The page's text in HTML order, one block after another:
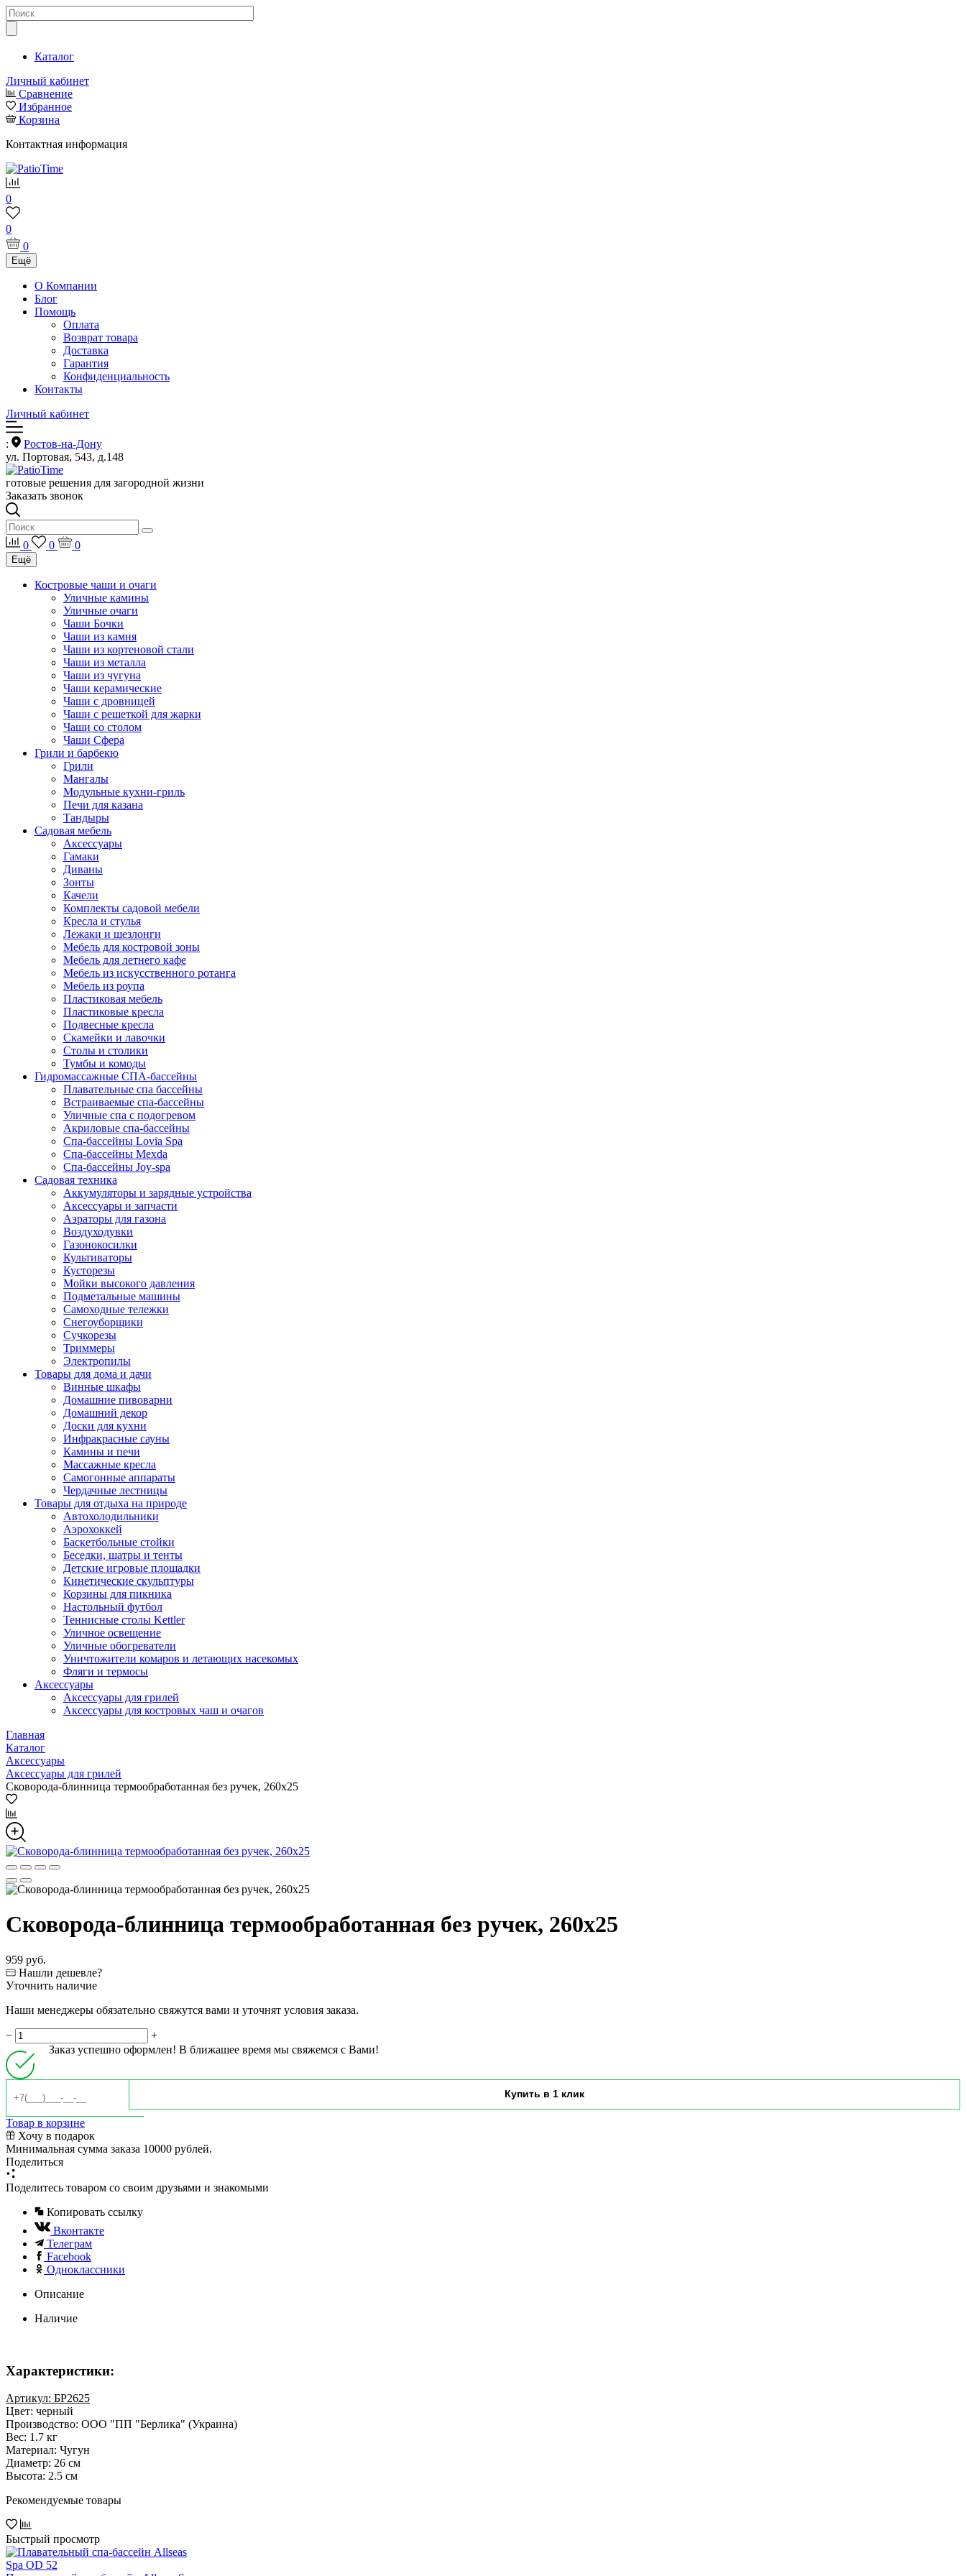
Каталог
Личный кабинет
Сравнение
Избранное
Корзина
Контактная информация
0
0
0
Ещё
О Компании
Блог
Помощь
Оплата
Возврат товара
Доставка
Гарантия
Конфиденциальность
Контакты
Личный кабинет
:
Ростов-на-Дону
ул. Портовая, 543, д.148
готовые решения для загородной жизни
Заказать звонок
0 0 0
Ещё
Костровые чаши и очаги
Уличные камины
Уличные очаги
Чаши Бочки
Чаши из камня
Чаши из кортеновой стали
Чаши из металла
Чаши из чугуна
Чаши керамические
Чаши с дровницей
Чаши с решеткой для жарки
Чаши со столом
Чаши Сфера
Грили и барбекю
Грили
Мангалы
Модульные кухни-гриль
Печи для казана
Тандыры
Садовая мебель
Аксессуары
Гамаки
Диваны
Зонты
Качели
Комплекты садовой мебели
Кресла и стулья
Лежаки и шезлонги
Мебель для костровой зоны
Мебель для летнего кафе
Мебель из искусственного ротанга
Мебель из роупа
Пластиковая мебель
Пластиковые кресла
Подвесные кресла
Скамейки и лавочки
Столы и столики
Тумбы и комоды
Гидромассажные СПА-бассейны
Плавательные спа бассейны
Встраиваемые спа-бассейны
Уличные спа с подогревом
Акриловые спа-бассейны
Спа-бассейны Lovia Spa
Спа-бассейны Mexda
Спа-бассейны Joy-spa
Садовая техника
Аккумуляторы и зарядные устройства
Аксессуары и запчасти
Аэраторы для газона
Воздуходувки
Газонокосилки
Культиваторы
Кусторезы
Мойки высокого давления
Подметальные машины
Самоходные тележки
Снегоуборщики
Сучкорезы
Триммеры
Электропилы
Товары для дома и дачи
Винные шкафы
Домашние пивоварни
Домашний декор
Доски для кухни
Инфракрасные сауны
Камины и печи
Массажные кресла
Самогонные аппараты
Чердачные лестницы
Товары для отдыха на природе
Автохолодильники
Аэрохоккей
Баскетбольные стойки
Беседки, шатры и тенты
Детские игровые площадки
Кинетические скульптуры
Корзины для пикника
Настольный футбол
Теннисные столы Kettler
Уличное освещение
Уличные обогреватели
Уничтожители комаров и летающих насекомых
Фляги и термосы
Аксессуары
Аксессуары для грилей
Аксессуары для костровых чаш и очагов
Главная
Каталог
Аксессуары
Аксессуары для грилей
Сковорода-блинница термообработанная без ручек, 260х25
Сковорода-блинница термообработанная без ручек, 260х25
959 руб.
Нашли дешевле?
Уточнить наличие
Наши менеджеры обязательно свяжутся вами и уточнят условия заказа.
−
+
Заказ успешно оформлен! В ближашее время мы свяжемся с Вами!
Товар в корзине
Хочу в подарок
Минимальная сумма заказа 10000 рублей.
Поделиться
Поделитесь товаром со своим друзьями и знакомыми
Копировать ссылку
Вконтакте
Телеграм
Facebook
Одноклассники
Описание
Наличие
Характеристики:
Артикул: БР2625
Цвет: черный
Производство: ООО "ПП "Берлика" (Украина)
Вес: 1.7 кг
Материал: Чугун
Диаметр: 26 см
Высота: 2.5 см
Рекомендуемые товары
Быстрый просмотр